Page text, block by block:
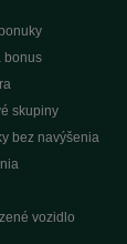
bonus
skupiny
bez navýšenia
vozidlo